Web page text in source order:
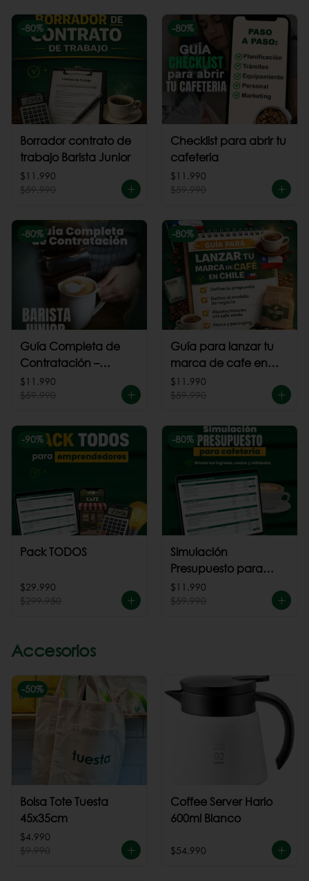
-80%
Borrador contrato de
trabajo Barista Junior
$11.990
$59.990
-80%
Checklist para abrir tu
cafeteria
$11.990
$59.990
-80%
Guía Completa de
Contratación –
Barista Junior
$11.990
$59.990
-80%
Guía para lanzar tu
marca de cafe en
Chile
$11.990
$59.990
-90%
Pack TODOS
$29.990
$299.950
-80%
Simulación
Presupuesto para
cafeteria
$11.990
$59.990
Accesorios
-50%
Bolsa Tote Tuesta
45x35cm
$4.990
$9.990
Coffee Server Hario
600ml Blanco
$54.990